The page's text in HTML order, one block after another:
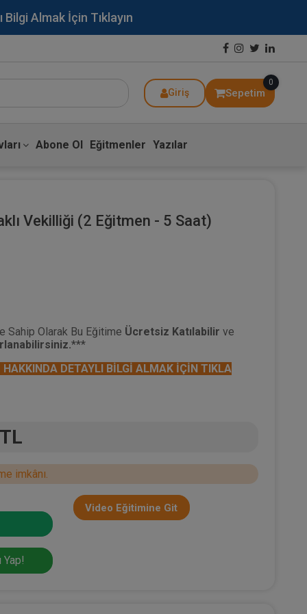
Almak İçin Tıklayın
Giriş Sepetim
0
Abone Ol Eğitmenler Yazılar
Vekilliği (2 Eğitmen - 5 Saat)
Sahip Olarak Bu Eğitime Ücretsiz Katılabilir ve
***
DETAYLI BİLGİ ALMAK İÇİN TIKLA
imkânı.
Video Eğitimine Git